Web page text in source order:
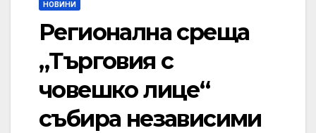
НОВИНИ
Регионална среща
„Търговия с
човешко лице“
събира независими